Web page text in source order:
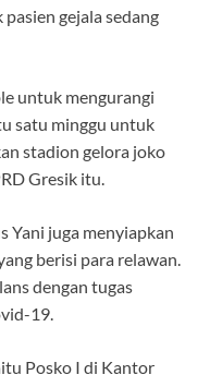
gejala sedang
untuk mengurangi
satu minggu untuk
stadion gelora joko
Gresik itu.
Yani juga menyiapkan
berisi para relawan.
dengan tugas
19.
Posko I di Kantor